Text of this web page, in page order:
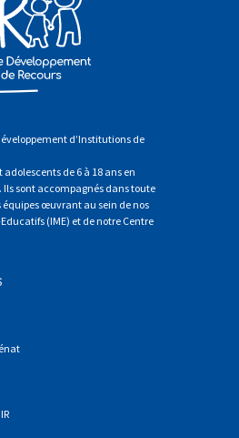
d’Institutions de
de 6 à 18 ans en
sont accompagnés dans toute
œuvrant au sein de nos
(IME) et de notre Centre